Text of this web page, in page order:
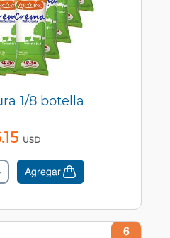
1/8 botella
.15 USD
Agregar
6